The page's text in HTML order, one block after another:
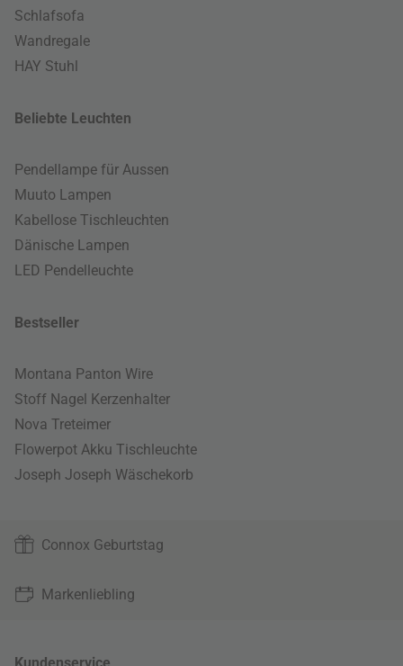
Schlafsofa
Wandregale
HAY Stuhl
Beliebte Leuchten
Pendellampe für Aussen
Muuto Lampen
Kabellose Tischleuchten
Dänische Lampen
LED Pendelleuchte
Bestseller
Montana Panton Wire
Stoff Nagel Kerzenhalter
Nova Treteimer
Flowerpot Akku Tischleuchte
Joseph Joseph Wäschekorb
Connox Geburtstag
Markenliebling